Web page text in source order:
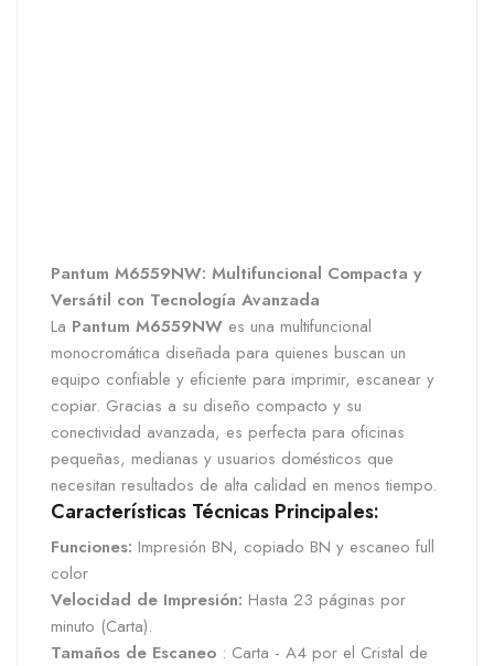
Pantum M6559NW: Multifuncional Compacta y
Versátil con Tecnología Avanzada
La Pantum M6559NW es una multifuncional
monocromática diseñada para quienes buscan un
equipo confiable y eficiente para imprimir, escanear y
copiar. Gracias a su diseño compacto y su
conectividad avanzada, es perfecta para oficinas
pequeñas, medianas y usuarios domésticos que
necesitan resultados de alta calidad en menos tiempo.
Características Técnicas Principales:
Funciones: Impresión BN, copiado BN y escaneo full
color
Velocidad de Impresión: Hasta 23 páginas por
minuto (Carta).
Tamaños de Escaneo : Carta - A4 por el Cristal de